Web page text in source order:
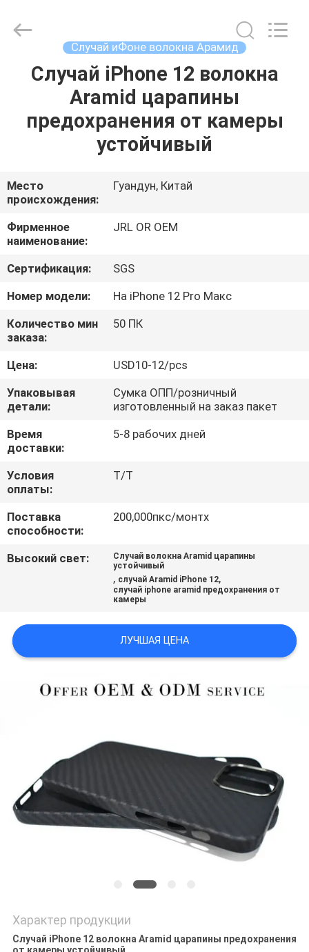
ДОМ
ТОВАРЫ
VR-
ШОУ
О
НАС
КОНТРОЛЬ
КАЧЕСТВА
СВЯЖИТЕСЬ
С
НАМИ
НОВОСТИ
КАРТА
САЙТА
PRIVACY
Technology
Случай иФоне волокна Арамид
Случай iPhone 12 волокна
Aramid царапины
предохранения от камеры
устойчивый
Место
происхождения:
Гуандун, Китай
Фирменное
наименование:
JRL OR OEM
Сертификация:
SGS
Номер модели:
На iPhone 12 Pro Макс
Количество мин
заказа:
50 ПК
Цена:
USD10-12/pcs
Упаковывая
детали:
Сумка ОПП/розничный
изготовленный на заказ пакет
Время
доставки:
5-8 рабочих дней
Условия
оплаты:
T/T
Поставка
способности:
200,000пкс/монтх
Высокий свет:
Случай волокна Aramid царапины
устойчивый
, случай Aramid iPhone 12,
случай iphone aramid предохранения от
камеры
ЛУЧШАЯ ЦЕНА
Характер продукции
Случай iPhone 12 волокна Aramid царапины предохранения